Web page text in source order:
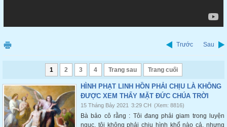
Trước Sau
1 2 3 4 Trang sau Trang cuối
HÌNH PHẠT LINH HỒN PHẢI CHỊU LÀ KHÔNG
ĐƯỢC XEM THẤY MẶT ĐỨC CHÚA TRỜI
15 Tháng Bảy 2021 3:29 CH (Xem: 8816)
Bà bảo cô rằng : Tôi đang phải giam trong luyện
ngục, tôi không phải chịu hình khổ nào cả, nhưng